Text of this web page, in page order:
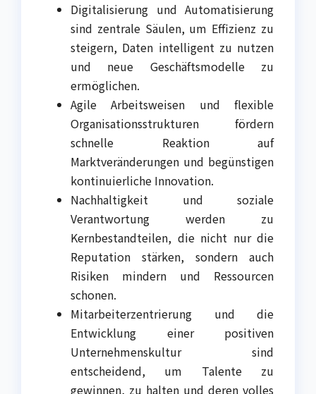
Digitalisierung und Automatisierung
sind zentrale Säulen, um Effizienz zu
steigern, Daten intelligent zu nutzen
und neue Geschäftsmodelle zu
ermöglichen.
Agile Arbeitsweisen und flexible
Organisationsstrukturen fördern
schnelle Reaktion auf
Marktveränderungen und begünstigen
kontinuierliche Innovation.
Nachhaltigkeit und soziale
Verantwortung werden zu
Kernbestandteilen, die nicht nur die
Reputation stärken, sondern auch
Risiken mindern und Ressourcen
schonen.
Mitarbeiterzentrierung und die
Entwicklung einer positiven
Unternehmenskultur sind
entscheidend, um Talente zu
gewinnen, zu halten und deren volles